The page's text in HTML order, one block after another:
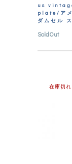
us
plate/アメ
ダムセル
SoldOut
在庫切れ